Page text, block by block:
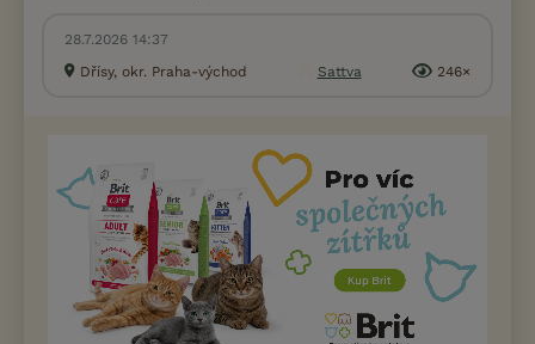
28.7.2026 14:37
Dřísy, okr. Praha-východ
Sattva 246×